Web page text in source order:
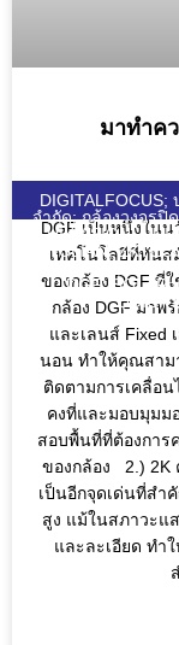
จำกัด; กล้องวงจรปิ
HIKVISION;
WULIAN;
SEAGATE;
DGF; SOLAR;
มาทำค
กล้องโรบอท
DGF เป็นหนึ่งใน
เทคโนโลยีที่ทัน
ของกล้อง DGF ที่
กล้อง DGF มาพ
และเลนส์ Fixed
นอน ทำให้คุณสาม
ติดตามการเคลื่อ
คงที่และมอบมุมม
สอบพื้นที่ที่ต้องการ
ของกล้อง 2.) 2K
เป็นอีกจุดเด่นที่สำ
สูง แม้ในสภาวะแ
และละเอียด ทำ